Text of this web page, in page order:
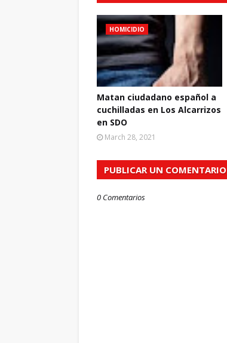
HOMICIDIO
Matan ciudadano español a
cuchilladas en Los Alcarrizos
en SDO
March 28, 2021
PUBLICAR UN COMENTARIO
0 Comentarios